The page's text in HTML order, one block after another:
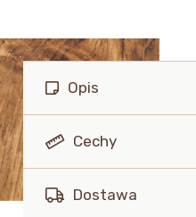
Opis
Cechy
Dostawa